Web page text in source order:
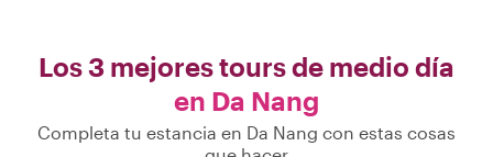
Los 3 mejores tours de medio día
en Da Nang
Completa tu estancia en Da Nang con estas cosas